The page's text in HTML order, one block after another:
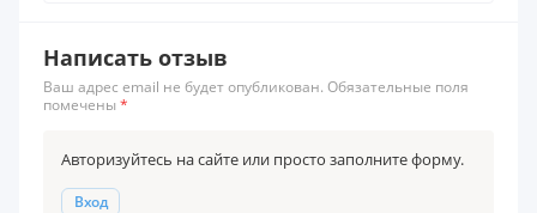
Написать отзыв
Ваш адрес email не будет опубликован. Обязательные поля
помечены *
Авторизуйтесь на сайте или просто заполните форму.
Вход